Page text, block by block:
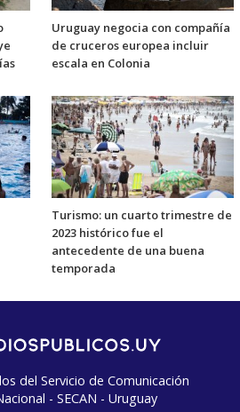
Uruguay negocia con compañía
de cruceros europea incluir
escala en Colonia
Turismo: un cuarto trimestre de
2023 histórico fue el
antecedente de una buena
temporada
del Servicio de Comunicación
- SECAN - Uruguay